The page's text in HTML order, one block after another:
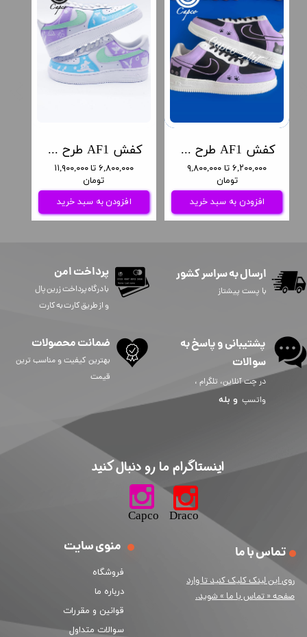
کفش AF1 طرح هری پاتر
۶,۸۰۰,۰۰۰ تا ۱۱,۹۰۰,۰۰۰
تومان
افزودن به سبد خرید
کفش AF1 طرح گربه مشکی
۶,۲۰۰,۰۰۰ تا ۹,۸۰۰,۰۰۰
تومان
افزودن به سبد خرید
ارسال به سراسر کشور
با پست پیشتاز
منوی سایت
فروشگاه
درباره ما
قوانین و مقررات
سوالات متداول
تماس با ما
روی این لینک کلیک کنید تا وارد
صفحه « تماس با ما » شوید.
پرداخت امن
​​​​​با درگاه پرداخت زرین پال
و از طریق کارت به کارت
پشتیبانی و پاسخ به
سوالات
در چت آنلاین، تلگرام ،
واتسپ و بله
ضمانت محصولات
بهترین کیفیت و مناسب ترین
قیمت
​اینستاگرام ما رو دنبال کنید​​​​​​​
​​​​​​​​​​​​​​​​​​​​Capco Draco